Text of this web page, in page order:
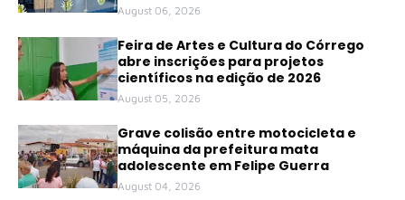
August 06, 2026
Feira de Artes e Cultura do Córrego
abre inscrições para projetos
científicos na edição de 2026
August 05, 2026
Grave colisão entre motocicleta e
máquina da prefeitura mata
adolescente em Felipe Guerra
August 04, 2026